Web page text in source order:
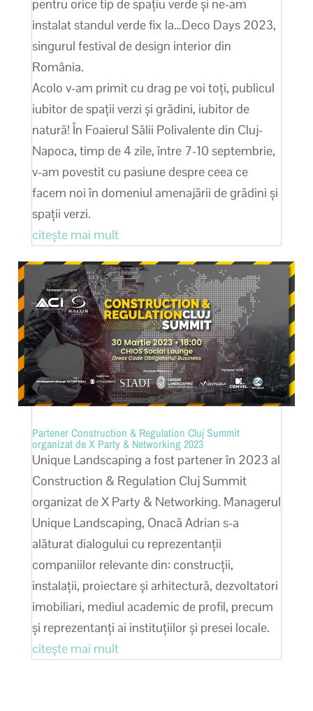
pentru orice tip de spațiu verde și ne-am
instalat standul verde fix la…Deco Days 2023,
singurul festival de design interior din
România.
Acolo v-am primit cu drag pe voi toți, publicul
iubitor de spații verzi și grădini, iubitor de
natură! În Foaierul Sălii Polivalente din Cluj-
Napoca, timp de 4 zile, între 7-10 septembrie,
v-am povestit cu pasiune despre ceea ce
facem noi în domeniul amenajării de grădini și
spații verzi.
citește mai mult
Partener Construction & Regulation Cluj Summit
organizat de X Party & Networking 2023
Unique Landscaping a fost partener în 2023 al
Construction & Regulation Cluj Summit
organizat de X Party & Networking. Managerul
Unique Landscaping, Onacă Adrian s-a
alăturat dialogului cu reprezentanții
companiilor relevante din: construcții,
instalații, proiectare și arhitectură, dezvoltatori
imobiliari, mediul academic de profil, precum
și reprezentanți ai instituțiilor și presei locale.
citește mai mult